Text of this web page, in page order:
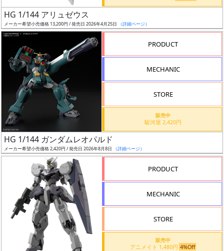
日
発
売
Web
プッ
シュ
通知
対象
ギ
ャ
ラ
HG 1/144 アリュゼウス
メーカー希望小売価格 13,200円 / 発売日 2026年4月25日 （詳細ページ）
PRODUCT
MECHANIC
STORE
販売中
駿河屋 2,420円
HG 1/144 ガンダムレオパルド
メーカー希望小売価格 2,420円 / 発売日 2026年8月8日 （詳細ページ）
PRODUCT
MECHANIC
STORE
販売中
アニメイト 1,480円 4%Off